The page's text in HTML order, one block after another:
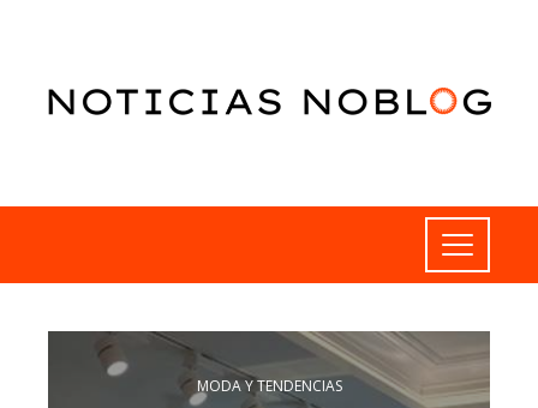
MODA Y TENDENCIAS